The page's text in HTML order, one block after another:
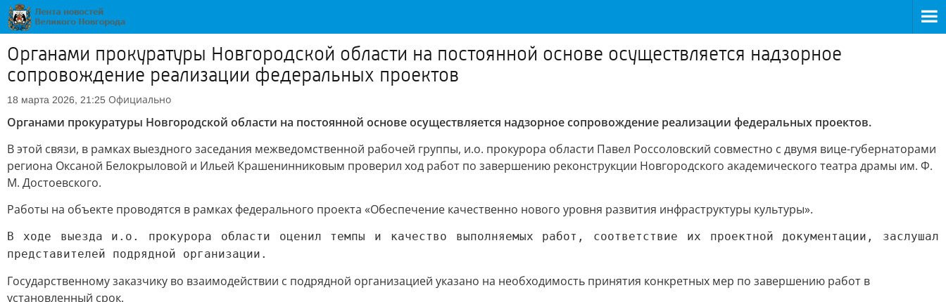
Органами прокуратуры Новгородской области на постоянной основе осуществляется надзорное
сопровождение реализации федеральных проектов
18 марта 2026, 21:25 Официально
Органами прокуратуры Новгородской области на постоянной основе осуществляется надзорное сопровождение реализации федеральных проектов.
В этой связи, в рамках выездного заседания межведомственной рабочей группы, и.о. прокурора области Павел Россоловский совместно с двумя вице-губернаторами
региона Оксаной Белокрыловой и Ильей Крашенинниковым проверил ход работ по завершению реконструкции Новгородского академического театра драмы им. Ф.
М. Достоевского.
Работы на объекте проводятся в рамках федерального проекта «Обеспечение качественно нового уровня развития инфраструктуры культуры».
В ходе выезда и.о. прокурора области оценил темпы и качество выполняемых работ, соответствие их проектной документации, заслушал
представителей подрядной организации.
Государственному заказчику во взаимодействии с подрядной организацией указано на необходимость принятия конкретных мер по завершению работ в
установленный срок.